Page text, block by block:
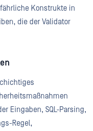
Konstrukte in
die der Validator
Eingaben, SQL-Parsing,
Regel,